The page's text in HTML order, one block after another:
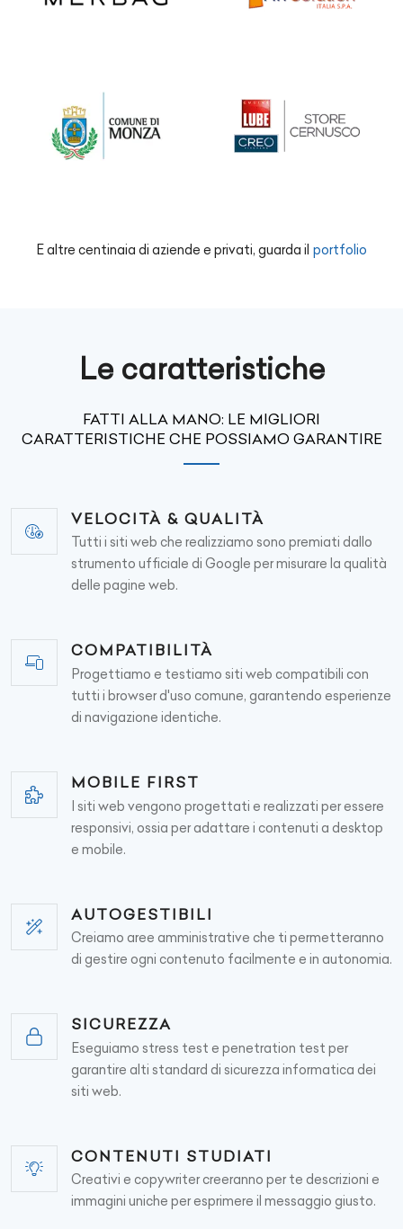
E altre centinaia di aziende e privati, guarda il portfolio
Le caratteristiche
FATTI ALLA MANO: LE MIGLIORI
CARATTERISTICHE CHE POSSIAMO GARANTIRE
VELOCITÀ & QUALITÀ
Tutti i siti web che realizziamo sono premiati dallo
strumento ufficiale di Google per misurare la qualità
delle pagine web.
COMPATIBILITÀ
Progettiamo e testiamo siti web compatibili con
tutti i browser d'uso comune, garantendo esperienze
di navigazione identiche.
MOBILE FIRST
I siti web vengono progettati e realizzati per essere
responsivi, ossia per adattare i contenuti a desktop
e mobile.
AUTOGESTIBILI
Creiamo aree amministrative che ti permetteranno
di gestire ogni contenuto facilmente e in autonomia.
SICUREZZA
Eseguiamo stress test e penetration test per
garantire alti standard di sicurezza informatica dei
siti web.
CONTENUTI STUDIATI
Creativi e copywriter creeranno per te descrizioni e
immagini uniche per esprimere il messaggio giusto.